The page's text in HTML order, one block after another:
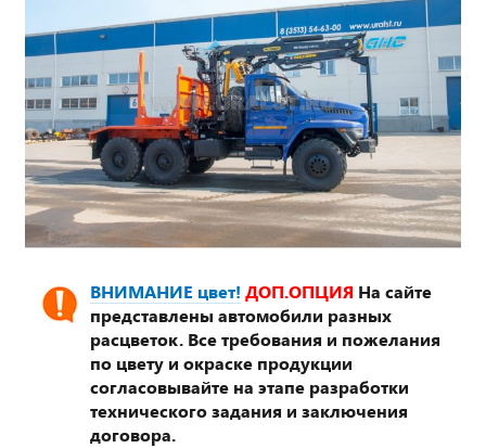
ВНИМАНИЕ цвет! ДОП.ОПЦИЯ На сайте
представлены автомобили разных
расцветок. Все требования и пожелания
по цвету и окраске продукции
согласовывайте на этапе разработки
технического задания и заключения
договора.